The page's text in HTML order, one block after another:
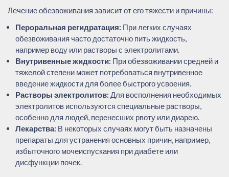
Лечение обезвоживания зависит от его тяжести и причины:
Пероральная регидратация: При легких случаях
обезвоживания часто достаточно пить жидкость,
например воду или растворы с электролитами.
Внутривенные жидкости: При обезвоживании средней и
тяжелой степени может потребоваться внутривенное
введение жидкости для более быстрого усвоения.
Растворы электролитов: Для восполнения необходимых
электролитов используются специальные растворы,
особенно для людей, перенесших рвоту или диарею.
Лекарства: В некоторых случаях могут быть назначены
препараты для устранения основных причин, например,
избыточного мочеиспускания при диабете или
дисфункции почек.